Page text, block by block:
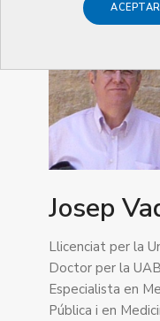
ACEPTAR
Josep
Llicenciat per la
Doctor per la
Especialista en
Pública i en